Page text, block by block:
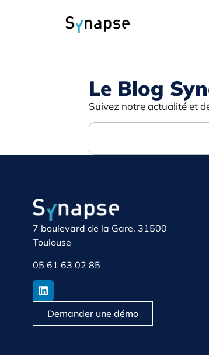
Le Blog
Suivez notre actualité et
7 boulevard de la Gare, 31500
Toulouse
05 61 63 02 85
Demander une démo